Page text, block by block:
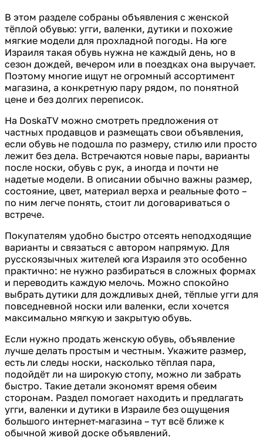
В этом разделе собраны объявления с женской
тёплой обувью: угги, валенки, дутики и похожие
мягкие модели для прохладной погоды. На юге
Израиля такая обувь нужна не каждый день, но в
сезон дождей, вечером или в поездках она выручает.
Поэтому многие ищут не огромный ассортимент
магазина, а конкретную пару рядом, по понятной
цене и без долгих переписок.
На DoskaTV можно смотреть предложения от
частных продавцов и размещать свои объявления,
если обувь не подошла по размеру, стилю или просто
лежит без дела. Встречаются новые пары, варианты
после носки, обувь с рук, а иногда и почти не
надетые модели. В описании обычно важны размер,
состояние, цвет, материал верха и реальные фото –
по ним легче понять, стоит ли договариваться о
встрече.
Покупателям удобно быстро отсеять неподходящие
варианты и связаться с автором напрямую. Для
русскоязычных жителей юга Израиля это особенно
практично: не нужно разбираться в сложных формах
и переводить каждую мелочь. Можно спокойно
выбрать дутики для дождливых дней, тёплые угги для
повседневной носки или валенки, если хочется
максимально мягкую и закрытую обувь.
Если нужно продать женскую обувь, объявление
лучше делать простым и честным. Укажите размер,
есть ли следы носки, насколько тёплая пара,
подойдёт ли на широкую стопу, можно ли забрать
быстро. Такие детали экономят время обеим
сторонам. Раздел помогает находить и предлагать
угги, валенки и дутики в Израиле без ощущения
большого интернет-магазина – тут всё ближе к
обычной живой доске объявлений.